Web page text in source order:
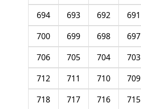
691
692
693
694
697
698
699
700
703
704
705
706
709
710
711
712
715
716
717
718